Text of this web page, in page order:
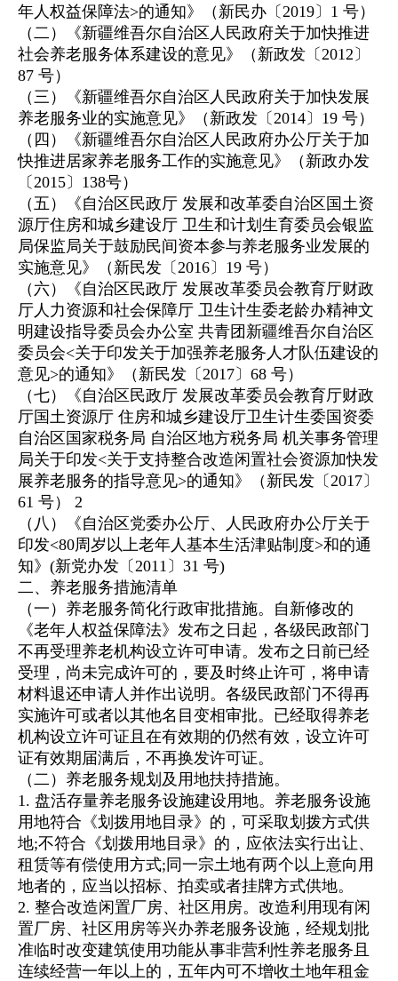
年人权益保障法>的通知》（新民办〔2019〕1 号）
（二）《新疆维吾尔自治区人民政府关于加快推进
社会养老服务体系建设的意见》（新政发〔2012〕
87 号）
（三）《新疆维吾尔自治区人民政府关于加快发展
养老服务业的实施意见》（新政发〔2014〕19 号）
（四）《新疆维吾尔自治区人民政府办公厅关于加
快推进居家养老服务工作的实施意见》（新政办发
〔2015〕138号）
（五）《自治区民政厅 发展和改革委自治区国土资
源厅住房和城乡建设厅 卫生和计划生育委员会银监
局保监局关于鼓励民间资本参与养老服务业发展的
实施意见》（新民发〔2016〕19 号）
（六）《自治区民政厅 发展改革委员会教育厅财政
厅人力资源和社会保障厅 卫生计生委老龄办精神文
明建设指导委员会办公室 共青团新疆维吾尔自治区
委员会<关于印发关于加强养老服务人才队伍建设的
意见>的通知》（新民发〔2017〕68 号）
（七）《自治区民政厅 发展改革委员会教育厅财政
厅国土资源厅 住房和城乡建设厅卫生计生委国资委
自治区国家税务局 自治区地方税务局 机关事务管理
局关于印发<关于支持整合改造闲置社会资源加快发
展养老服务的指导意见>的通知》（新民发〔2017〕
61 号） 2
（八）《自治区党委办公厅、人民政府办公厅关于
印发<80周岁以上老年人基本生活津贴制度>和的通
知》(新党办发〔2011〕31 号)
二、养老服务措施清单
（一）养老服务简化行政审批措施。自新修改的
《老年人权益保障法》发布之日起，各级民政部门
不再受理养老机构设立许可申请。发布之日前已经
受理，尚未完成许可的，要及时终止许可，将申请
材料退还申请人并作出说明。各级民政部门不得再
实施许可或者以其他名目变相审批。已经取得养老
机构设立许可证且在有效期的仍然有效，设立许可
证有效期届满后，不再换发许可证。
（二）养老服务规划及用地扶持措施。
1. 盘活存量养老服务设施建设用地。养老服务设施
用地符合《划拨用地目录》的，可采取划拨方式供
地;不符合《划拨用地目录》的，应依法实行出让、
租赁等有偿使用方式;同一宗土地有两个以上意向用
地者的，应当以招标、拍卖或者挂牌方式供地。
2. 整合改造闲置厂房、社区用房。改造利用现有闲
置厂房、社区用房等兴办养老服务设施，经规划批
准临时改变建筑使用功能从事非营利性养老服务且
连续经营一年以上的，五年内可不增收土地年租金